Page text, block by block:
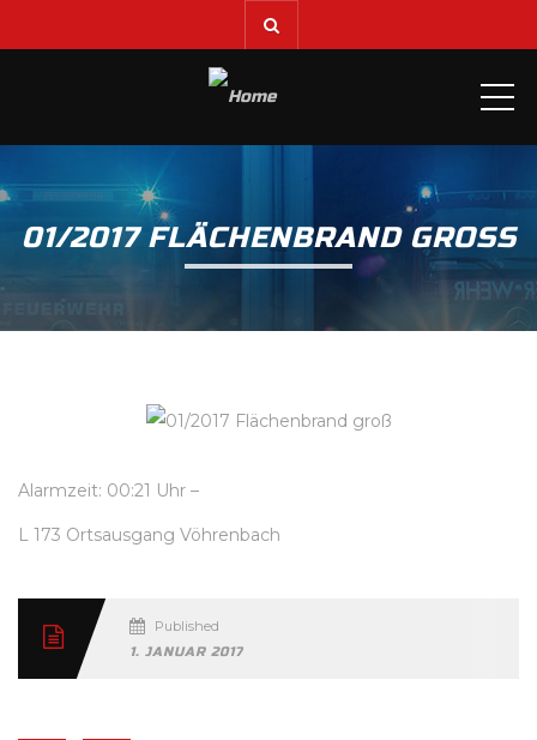
01/2017 FLÄCHENBRAND GROSS
Alarmzeit: 00:21 Uhr –
L 173 Ortsausgang Vöhrenbach
Published
1. JANUAR 2017